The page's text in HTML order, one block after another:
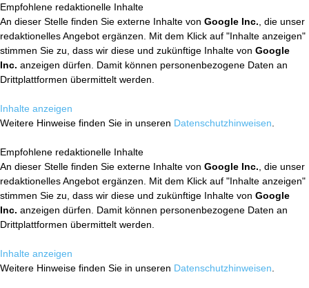
Empfohlene redaktionelle Inhalte
An dieser Stelle finden Sie externe Inhalte von Google Inc. , die unser
redaktionelles Angebot ergänzen. Mit dem Klick auf "Inhalte anzeigen"
stimmen Sie zu, dass wir diese und zukünftige Inhalte von Google
Inc. anzeigen dürfen. Damit können personenbezogene Daten an
Drittplattformen übermittelt werden.
Inhalte anzeigen
Weitere Hinweise finden Sie in unseren Datenschutzhinweisen
Empfohlene redaktionelle Inhalte
An dieser Stelle finden Sie externe Inhalte von Google Inc. , die unser
redaktionelles Angebot ergänzen. Mit dem Klick auf "Inhalte anzeigen"
stimmen Sie zu, dass wir diese und zukünftige Inhalte von Google
Inc. anzeigen dürfen. Damit können personenbezogene Daten an
Drittplattformen übermittelt werden.
Inhalte anzeigen
Weitere Hinweise finden Sie in unseren Datenschutzhinweisen